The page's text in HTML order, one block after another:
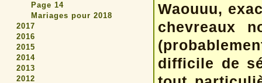
Page 14
Mariages pour 2018
2017
2016
2015
2014
2013
2012
Waouuu,
chevreaux
difficile de